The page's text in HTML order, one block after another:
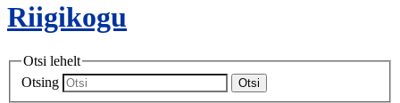
Riigikogu
Otsi lehelt
Otsing
Otsi